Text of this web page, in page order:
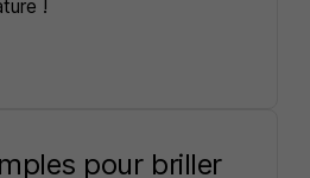
!
pour briller